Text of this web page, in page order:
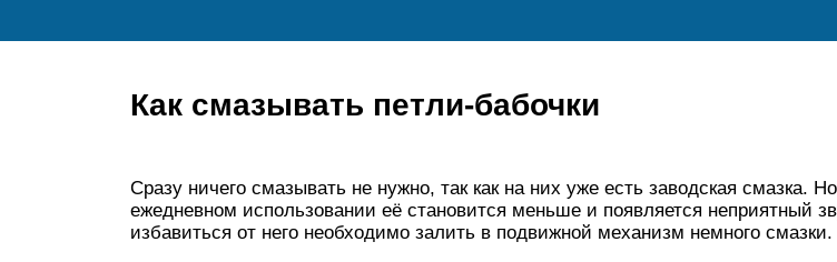
Как смазывать петли-бабочки
Сразу ничего смазывать не нужно, так как на них уже есть заводская смазка.
ежедневном использовании её становится меньше и появляется неприятный
избавиться от него необходимо залить в подвижной механизм немного смазки.